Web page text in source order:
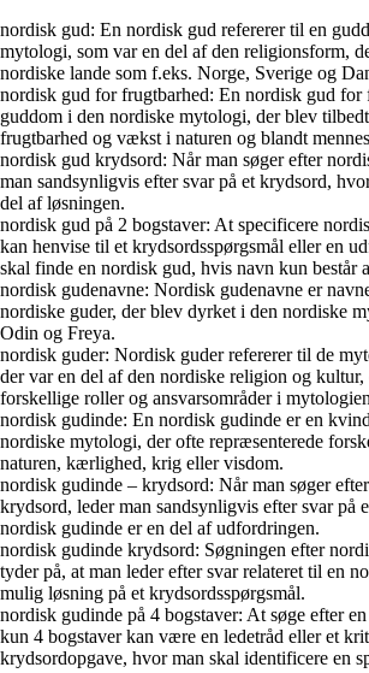
nordisk gud: En nordisk gud refererer til en
mytologi, som var en del af den religionsform,
nordiske lande som f.eks. Norge, Sverige og
nordisk gud for frugtbarhed: En nordisk gud for
guddom i den nordiske mytologi, der blev
frugtbarhed og vækst i naturen og blandt
nordisk gud krydsord: Når man søger efter
man sandsynligvis efter svar på et krydsord,
del af løsningen.
nordisk gud på 2 bogstaver: At specificere
kan henvise til et krydsordsspørgsmål eller en
skal finde en nordisk gud, hvis navn kun består
nordisk gudenavne: Nordisk gudenavne er
nordiske guder, der blev dyrket i den nordiske
Odin og Freya.
nordisk guder: Nordisk guder refererer til de
der var en del af den nordiske religion og kultur,
forskellige roller og ansvarsområder i
nordisk gudinde: En nordisk gudinde er en
nordiske mytologi, der ofte repræsenterede
naturen, kærlighed, krig eller visdom.
nordisk gudinde – krydsord: Når man søger
krydsord, leder man sandsynligvis efter svar på
nordisk gudinde er en del af udfordringen.
nordisk gudinde krydsord: Søgningen efter
tyder på, at man leder efter svar relateret til en
mulig løsning på et krydsordsspørgsmål.
nordisk gudinde på 4 bogstaver: At søge efter
kun 4 bogstaver kan være en ledetråd eller et
krydsordopgave, hvor man skal identificere en